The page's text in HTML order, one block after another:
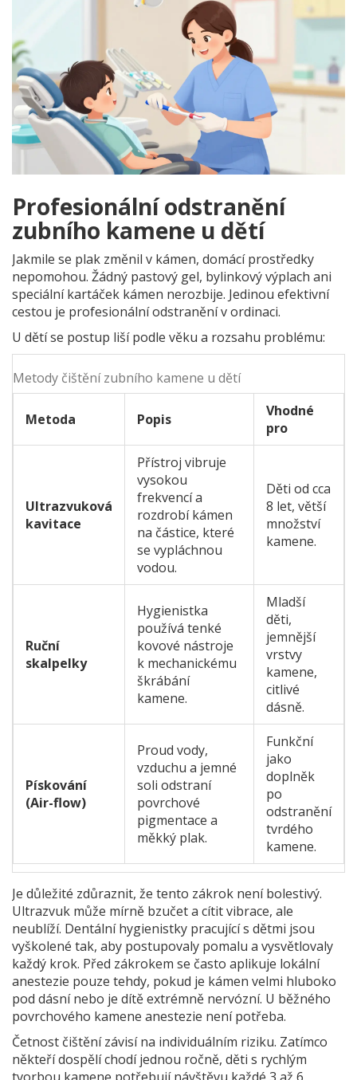
Profesionální odstranění
zubního kamene u dětí
Jakmile se plak změnil v kámen, domácí prostředky
nepomohou. Žádný pastový gel, bylinkový výplach ani
speciální kartáček kámen nerozbije. Jedinou efektivní
cestou je profesionální odstranění v ordinaci.
U dětí se postup liší podle věku a rozsahu problému:
Metody čištění zubního kamene u dětí
Metoda Popis
Vhodné
pro
Ultrazvuková
kavitace
Přístroj vibruje
vysokou
frekvencí a
rozdrobí kámen
na částice, které
se vypláchnou
vodou.
Děti od cca
8 let, větší
množství
kamene.
Ruční
skalpelky
Hygienistka
používá tenké
kovové nástroje
k mechanickému
škrábání
kamene.
Mladší
děti,
jemnější
vrstvy
kamene,
citlivé
dásně.
Pískování
(Air-flow)
Proud vody,
vzduchu a jemné
soli odstraní
povrchové
pigmentace a
měkký plak.
Funkční
jako
doplněk
po
odstranění
tvrdého
kamene.
Je důležité zdůraznit, že tento zákrok není bolestivý.
Ultrazvuk může mírně bzučet a cítit vibrace, ale
neublíží. Dentální hygienistky pracující s dětmi jsou
vyškolené tak, aby postupovaly pomalu a vysvětlovaly
každý krok. Před zákrokem se často aplikuje lokální
anestezie pouze tehdy, pokud je kámen velmi hluboko
pod dásní nebo je dítě extrémně nervózní. U běžného
povrchového kamene anestezie není potřeba.
Četnost čištění závisí na individuálním riziku. Zatímco
někteří dospělí chodí jednou ročně, děti s rychlým